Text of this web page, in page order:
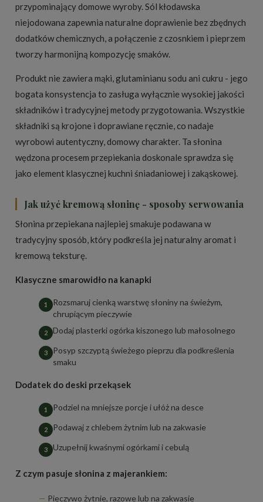
przypominający domowe wyroby. Sól kłodawska
niejodowana zapewnia naturalne doprawienie bez zbędnych
dodatków chemicznych, a połączenie z czosnkiem i pieprzem
tworzy harmonijną kompozycję smaków.
Produkt nie zawiera mąki, glutaminianu sodu ani cukru - jego
bogata konsystencja to zasługa wyłącznie wysokiej jakości
składników i tradycyjnej metody przygotowania. Wszystkie
składniki są krojone i doprawiane ręcznie, co nadaje
wyrobowi autentyczny, domowy charakter. Ta słonina
wędzona procesem przepiekania doskonale sprawdza się
jako element klasycznej kuchni śniadaniowej i zakąskowej.
Jak użyć kremową słoninę - sposoby serwowania
Słonina przepiekana najlepiej smakuje podawana w
tradycyjny sposób, który podkreśla jej naturalny aromat i
kremową teksturę.
Klasyczne smarowidło na kanapki
Rozsmaruj cienką warstwę słoniny na świeżym,
chrupiącym pieczywie
Dodaj plasterki ogórka kiszonego lub małosolnego
Posyp szczyptą świeżego pieprzu dla podkreślenia
smaku
Dodatek do deski przekąsek
Podziel na mniejsze porcje i ułóż na desce
Podawaj z chlebem żytnim lub na zakwasie
Uzupełnij kwaśnymi ogórkami i cebulą
Z czym pasuje słonina z majerankiem:
Pieczywo żytnie, razowe lub na zakwasie